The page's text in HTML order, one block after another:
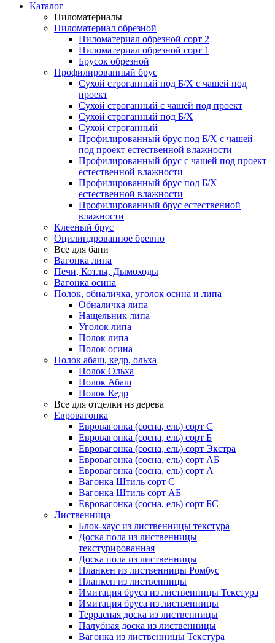
Каталог
Пиломатериалы
Пиломатериал обрезной
Пиломатериал обрезной сорт 2
Пиломатериал обрезной сорт 1
Брусок обрезной
Профилированный брус
Сухой строганный под Б/Х с чашей под
проект
Сухой строганный с чашей под проект
Сухой строганный под Б/Х
Сухой строганный
Профилированный брус под Б/Х с чашей
под проект естественной влажности
Профилированный брус с чашей под проект
естественной влажности
Профилированный брус под Б/Х
естественной влажности
Профилированный брус естественной
влажности
Клееный брус
Оцилиндрованное бревно
Все для бани
Вагонка липа
Печи, Котлы, Дымоходы
Вагонка осина
Полок, обналичка, уголок осина и липа
Обналичка липа
Нащельник липа
Уголок липа
Полок липа
Полок осина
Полок абаш, кедр, ольха
Полок Ольха
Полок Абаш
Полок Кедр
Все для отделки из дерева
Евровагонка
Евровагонка (сосна, ель) сорт С
Евровагонка (сосна, ель) сорт Б
Евровагонка (сосна, ель) сорт Экстра
Евровагонка (сосна, ель) сорт АБ
Евровагонка (сосна, ель) сорт А
Вагонка Штиль сорт С
Вагонка Штиль сорт АБ
Евровагонка (сосна, ель) сорт БС
Лиственница
Блок-хаус из лиственницы текстура
Доска пола из лиственницы
текстурированная
Доска пола из лиственницы
Планкен из лиственницы Ромбус
Планкен из лиственницы
Имитация бруса из лиственницы Текстура
Имитация бруса из лиственницы
Террасная доска из лиственницы
Палубная доска из лиственницы
Вагонка из лиственницы Текстура